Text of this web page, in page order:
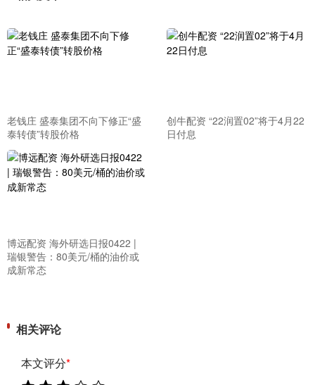
老钱庄 盛泰集团不向下修正“盛
泰转债”转股价格
创牛配资 “22润置02”将于4月22
日付息
博远配资 海外研选日报0422 |
瑞银警告：80美元/桶的油价或
成新常态
相关评论
本文评分*